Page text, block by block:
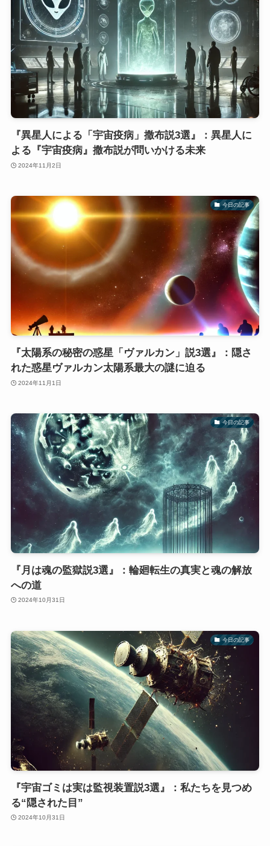
『異星人による「宇宙疫病」撒布説3選』：異星人に
よる『宇宙疫病』撒布説が問いかける未来
2024年11月2日
今日の記事
『太陽系の秘密の惑星「ヴァルカン」説3選』：隠さ
れた惑星ヴァルカン太陽系最大の謎に迫る
2024年11月1日
今日の記事
『月は魂の監獄説3選』：輪廻転生の真実と魂の解放
への道
2024年10月31日
今日の記事
『宇宙ゴミは実は監視装置説3選』：私たちを見つめ
る“隠された目”
2024年10月31日